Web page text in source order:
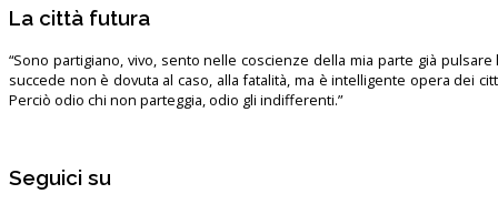
La città futura
“Sono partigiano, vivo, sento nelle coscienze della mia parte già pulsare
succede non è dovuta al caso, alla fatalità, ma è intelligente opera dei
Perciò odio chi non parteggia, odio gli indifferenti.”
Seguici su